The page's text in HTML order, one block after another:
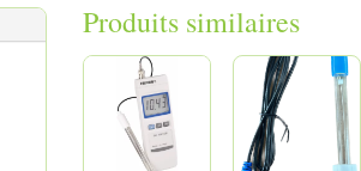
Produits similaires